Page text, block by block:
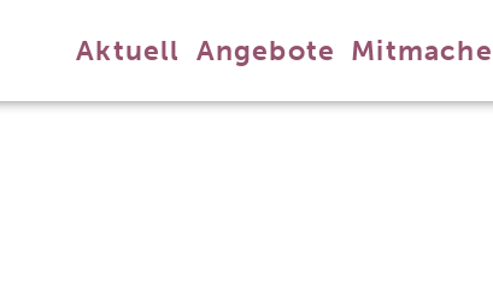
Aktuell Angebote